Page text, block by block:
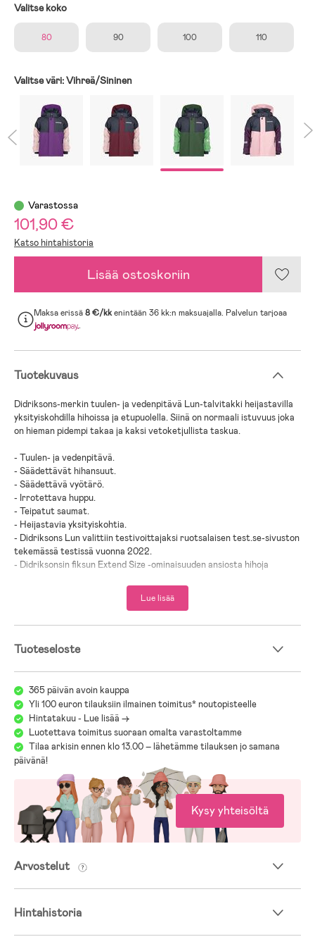
Valitse koko
80 90 100 110
Valitse väri:Vihreä/Sininen
Varastossa
101,90 €
Katso hintahistoria
Lisää ostoskoriin
Maksa erissä8 €/kkenintään 36 kk:n maksuajalla. Palvelun tarjoaa
.
Tuotekuvaus
Didriksons-merkin tuulen- ja vedenpitävä Lun-talvitakki heijastavilla
yksityiskohdilla hihoissa ja etupuolella. Siinä on normaali istuvuus joka
on hieman pidempi takaa ja kaksi vetoketjullista taskua.
- Tuulen- ja vedenpitävä.
- Säädettävät hihansuut.
- Säädettävä vyötärö.
- Irrotettava huppu.
- Teipatut saumat.
- Heijastavia yksityiskohtia.
- Didriksons Lun valittiin testivoittajaksi ruotsalaisen test.se-sivuston
tekemässä testissä vuonna 2022.
- Didriksonsin fiksun Extend Size -ominaisuuden ansiosta hihoja
- Päälliskangas: 100 % Polyamidi.
Koko ja istuvuus:
Mallin pituus: 110 cm
Käyttää kokoa: 110
Lue lisää
Tuoteseloste
365 päivän avoin kauppa
Yli 100 euron tilauksiin ilmainen toimitus* noutopisteelle
Hintatakuu - Lue lisää ->
Luotettava toimitus suoraan omalta varastoltamme
Tilaa arkisin ennen klo 13.00 – lähetämme tilauksen jo samana
päivänä!
Kysy yhteisöltä
Arvostelut
Hintahistoria